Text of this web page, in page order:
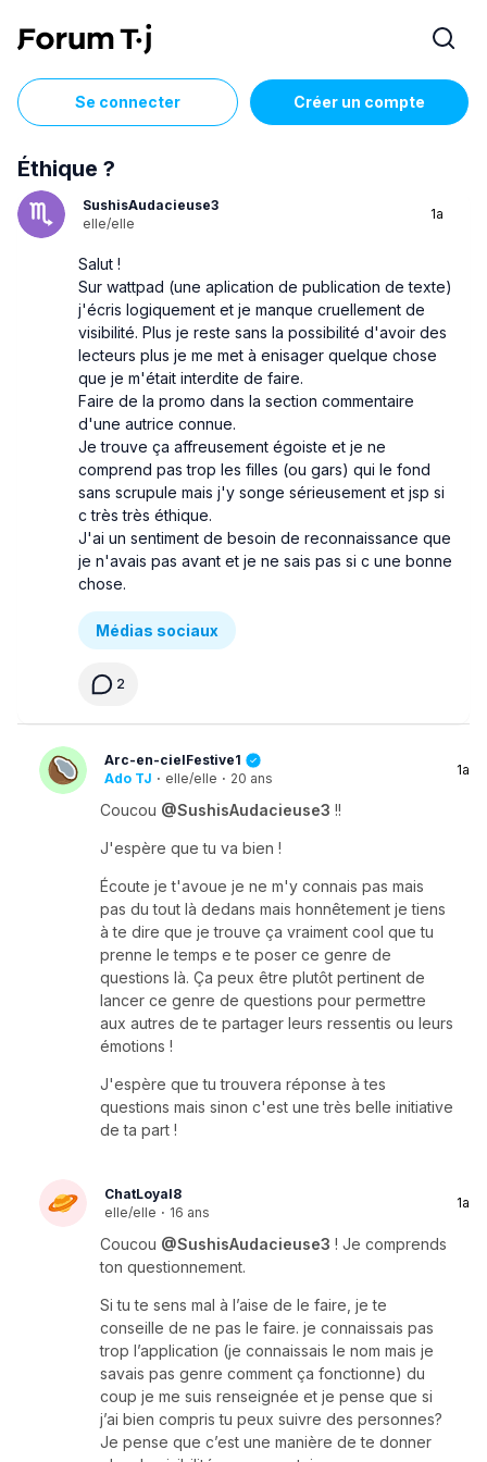
Se connecter Créer un compte
Éthique ?
SushisAudacieuse3
elle/elle
1a
Salut !
Sur wattpad (une aplication de publication de texte)
j'écris logiquement et je manque cruellement de
visibilité. Plus je reste sans la possibilité d'avoir des
lecteurs plus je me met à enisager quelque chose
que je m'était interdite de faire.
Faire de la promo dans la section commentaire
d'une autrice connue.
Je trouve ça affreusement égoiste et je ne
comprend pas trop les filles (ou gars) qui le fond
sans scrupule mais j'y songe sérieusement et jsp si
c très très éthique.
J'ai un sentiment de besoin de reconnaissance que
je n'avais pas avant et je ne sais pas si c une bonne
chose.
Médias sociaux
2
Arc-en-cielFestive1
Ado TJ · elle/elle · 20 ans
1a
Coucou @SushisAudacieuse3 !!
J'espère que tu va bien !
Écoute je t'avoue je ne m'y connais pas mais
pas du tout là dedans mais honnêtement je tiens
à te dire que je trouve ça vraiment cool que tu
prenne le temps e te poser ce genre de
questions là. Ça peux être plutôt pertinent de
lancer ce genre de questions pour permettre
aux autres de te partager leurs ressentis ou leurs
émotions !
J'espère que tu trouvera réponse à tes
questions mais sinon c'est une très belle initiative
de ta part !
ChatLoyal8
elle/elle · 16 ans
1a
Coucou @SushisAudacieuse3 ! Je comprends
ton questionnement.
Si tu te sens mal à l’aise de le faire, je te
conseille de ne pas le faire. je connaissais pas
trop l’application (je connaissais le nom mais je
savais pas genre comment ça fonctionne) du
coup je me suis renseignée et je pense que si
j’ai bien compris tu peux suivre des personnes?
Je pense que c’est une manière de te donner